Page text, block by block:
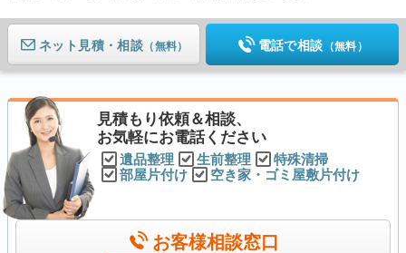
ネット見積 （無料） 電話で相談 （無料）
見積もり依頼＆相談、
お気軽にお電話ください
遺品整理 生前整理
特殊清掃
部屋片付け
空き家・ゴミ屋敷片付け
お客様相談窓口